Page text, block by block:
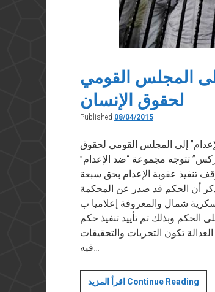
المجلس القومي
لحقوق الإنسان
Published 08/04/2015
مجموعة “ضد الإعدام” إلى المجلس القومي لحقوق
تتوجه مجموعة “ضد الإعدام”
تنفيذ عقوبة الإعدام بحق سبعة
أن الحكم قد صدر عن المحكمة
الماضي في القضية ٤٣/٢٠١٤ جنايات عسكرية شمال والمعروفة إعلاميا ب
على الحكم وبذلك تم تأييد تنفيذ حكم
تكون التحريات والتحقيقات
فيه…
اقرأ المزيد Continue Readingبيان